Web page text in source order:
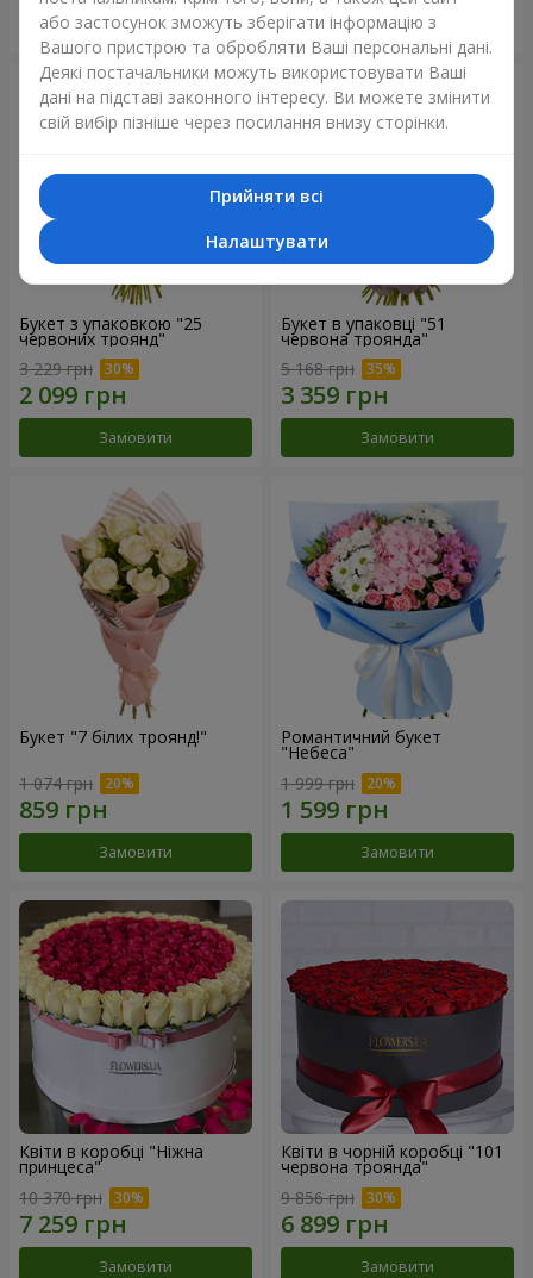
Замовити Замовити
Букет з упаковкою "25
червоних троянд"
3 229 грн
Замовити
Букет в упаковці "51
червона троянда"
5 168 грн
Замовити
Букет "7 білих троянд!"
1 074 грн
Замовити
Романтичний букет
"Небеса"
1 999 грн
Замовити
Квіти в коробці "Ніжна
принцеса"
10 370 грн
Замовити
Квіти в чорній коробці "101
червона троянда"
9 856 грн
Замовити
або застосунок зможуть зберігати інформацію з
Вашого пристрою та обробляти Ваші персональні дані.
Деякі постачальники можуть використовувати Ваші
дані на підставі законного інтересу. Ви можете змінити
свій вибір пізніше через посилання внизу сторінки.
Прийняти всі
Налаштувати